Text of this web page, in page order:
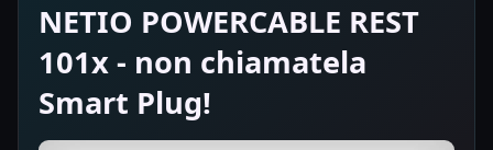
NETIO POWERCABLE REST
101x - non chiamatela
Smart Plug!